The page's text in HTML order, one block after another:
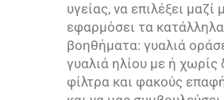
υγείας, να επιλέξει μαζί
εφαρμόσει τα
βοηθήματα: γυαλιά
γυαλιά ηλίου με ή
φίλτρα και φακούς